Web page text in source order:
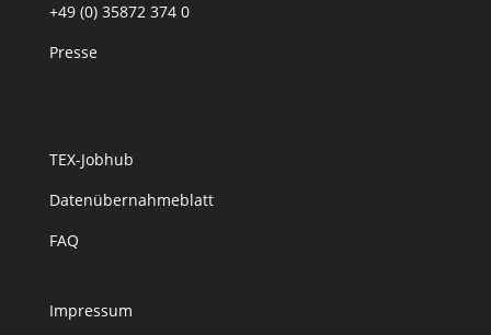
+49 (0) 35872 374 0
Presse
TEX-Jobhub
Datenübernahmeblatt
FAQ
Impressum